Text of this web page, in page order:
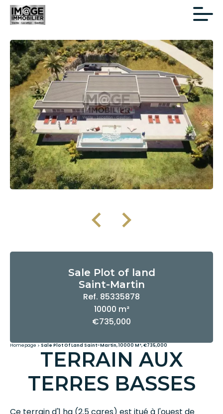
Sale Plot of land
Saint-Martin
Ref. 85335878
10000 m²
€735,000
Homepage Sale Plot Of Land Saint-Martin, 10000 M², €735,000
TERRAIN AUX
TERRES BASSES